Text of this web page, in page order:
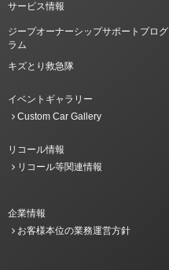
サービス情報
ジープオーナーシップサポートプログ
ラム
キズとり救急隊
イベントギャラリー
Custom Car Gallery
リコール情報
リコール等関連情報
企業情報
お客様本位の業務運営方針